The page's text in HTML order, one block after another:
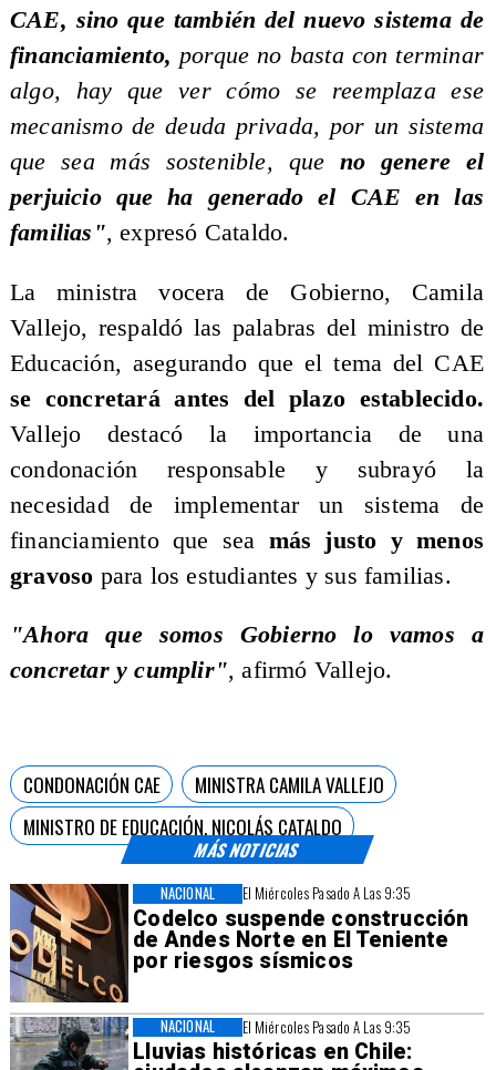
MÁS NOTICIAS
El Miércoles Pasado A Las 9:35
Codelco suspende construcción
de Andes Norte en El Teniente
por riesgos sísmicos
NACIONAL
El Miércoles Pasado A Las 9:35
Lluvias históricas en Chile:
NACIONAL
CAE, sino que también del nuevo sistema de
financiamiento, porque no basta con terminar
algo, hay que ver cómo se reemplaza ese
mecanismo de deuda privada, por un sistema
que sea más sostenible, que no genere el
perjuicio que ha generado el CAE en las
familias", expresó Cataldo.
La ministra vocera de Gobierno, Camila
Vallejo, respaldó las palabras del ministro de
Educación, asegurando que el tema del CAE
se concretará antes del plazo establecido.
Vallejo destacó la importancia de una
condonación responsable y subrayó la
necesidad de implementar un sistema de
financiamiento que sea más justo y menos
gravoso para los estudiantes y sus familias.
"Ahora que somos Gobierno lo vamos a
concretar y cumplir", afirmó Vallejo.
CONDONACIÓN CAE
MINISTRA CAMILA VALLEJO
MINISTRO DE EDUCACIÓN, NICOLÁS CATALDO